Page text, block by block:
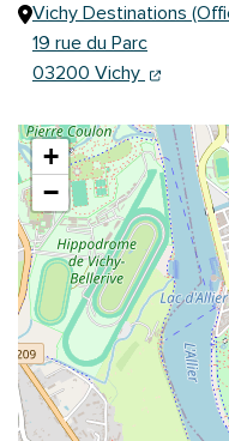
Vichy Destinations
19 rue du Parc
03200 Vichy
+
−